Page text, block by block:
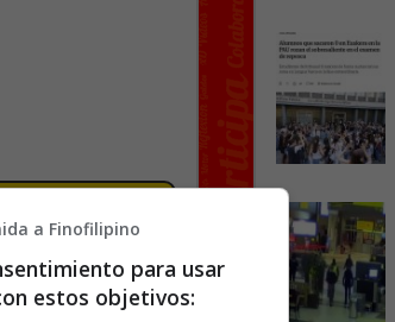
a Finofilipino
para usar
estos objetivos: